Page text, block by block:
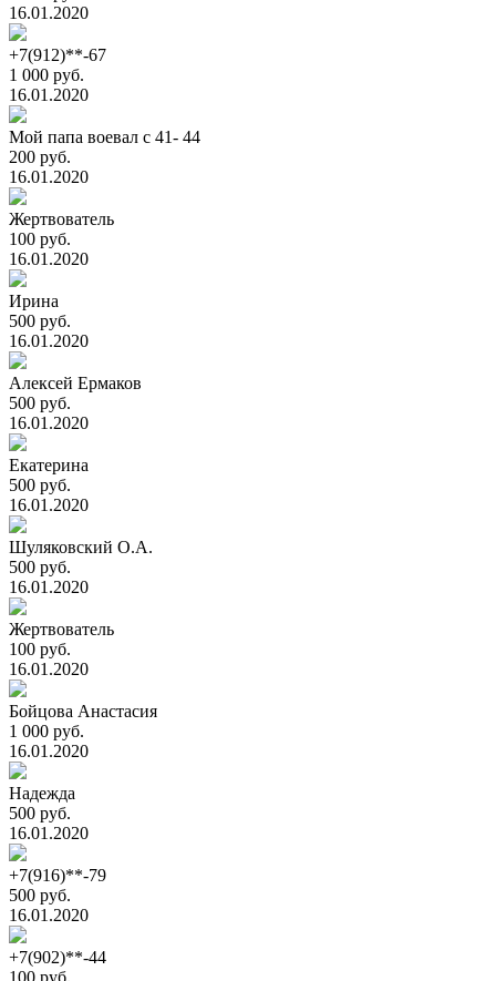
16.01.2020
+7(912)**-67
1 000 руб.
16.01.2020
Мой папа воевал с 41- 44
200 руб.
16.01.2020
Жертвователь
100 руб.
16.01.2020
Ирина
500 руб.
16.01.2020
Алексей Ермаков
500 руб.
16.01.2020
Екатерина
500 руб.
16.01.2020
Шуляковский О.А.
500 руб.
16.01.2020
Жертвователь
100 руб.
16.01.2020
Бойцова Анастасия
1 000 руб.
16.01.2020
Надежда
500 руб.
16.01.2020
+7(916)**-79
500 руб.
16.01.2020
+7(902)**-44
100 руб.